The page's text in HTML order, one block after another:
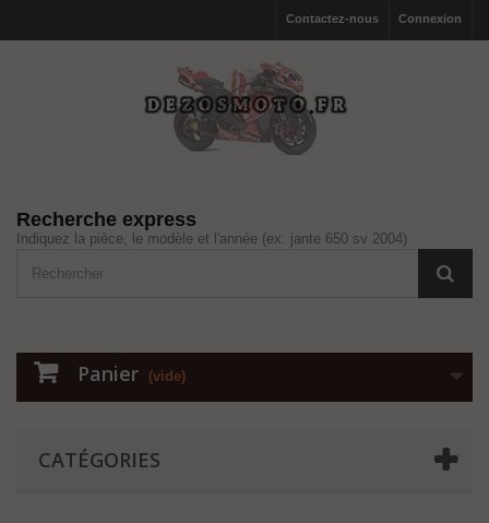
Connexion
Contactez-nous
Recherche express
Indiquez la pièce, le modèle et l'année (ex: jante 650 sv 2004)
Panier (vide)
CATÉGORIES